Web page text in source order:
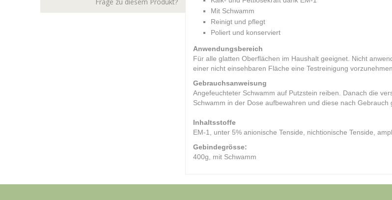
Mit Schwamm
Reinigt und pflegt
Poliert und konserviert
Anwendungsbereich
Für alle glatten Oberflächen im Haushalt geeignet. Nicht
einer nicht einsehbaren Fläche eine Testreinigung vorzunehmen.
Gebrauchsanweisung
Angefeuchteter Schwamm auf Putzstein reiben. Danach die
Schwamm in der Dose aufbewahren und diese nach Gebrauch
Inhaltsstoffe
EM-1, unter 5% anionische Tenside, nichtionische Tenside,
Gebindegrösse:
400g, mit Schwamm